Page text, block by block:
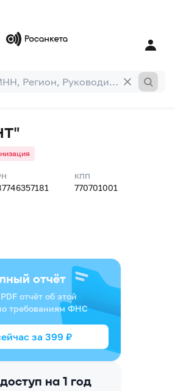
КПП
770701001
на 1 год
отчёт
отчёт об этой
требованиям ФНС
за 399 ₽